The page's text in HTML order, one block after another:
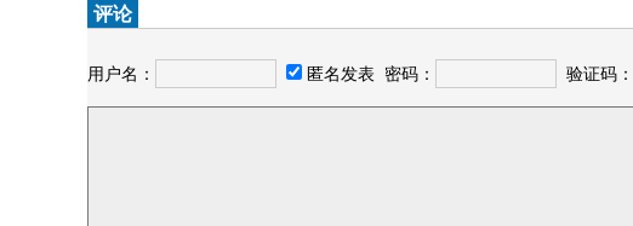
评论
用户名： 匿名发表 密码： 验证码：